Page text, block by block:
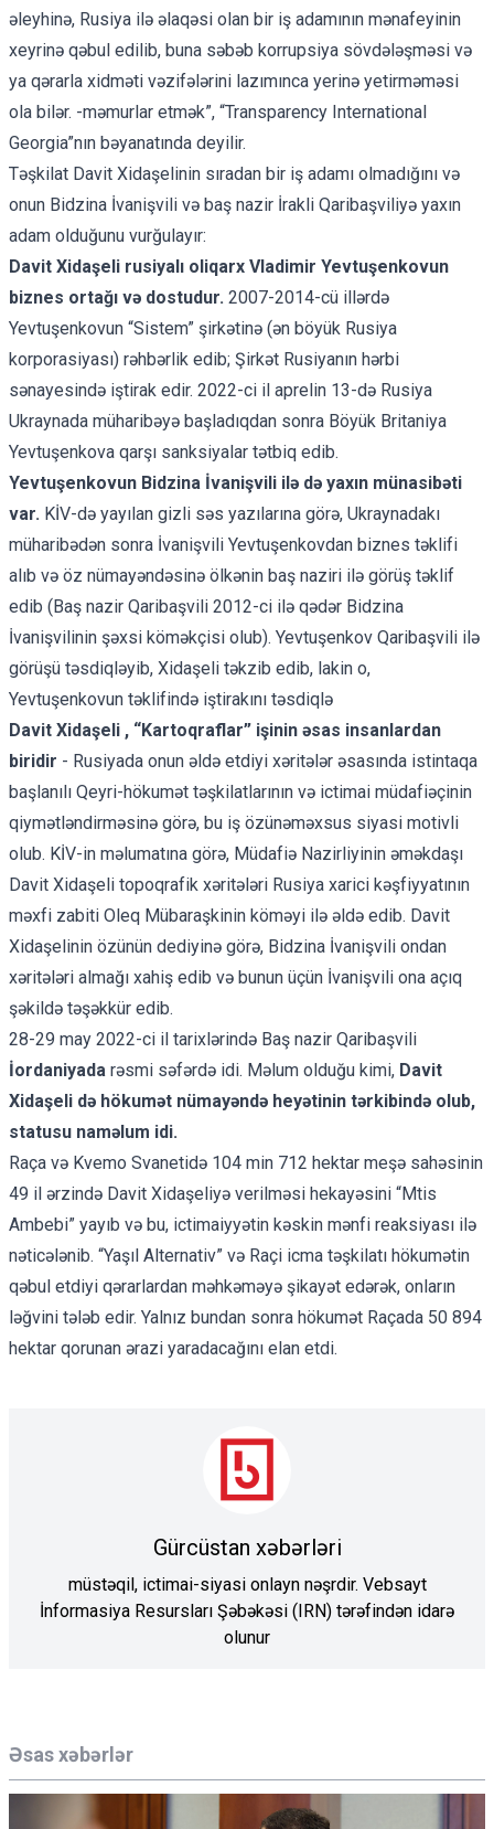
Əsas xəbərlər
əleyhinə, Rusiya ilə əlaqəsi olan bir iş adamının mənafeyinin
xeyrinə qəbul edilib, buna səbəb korrupsiya sövdələşməsi və
ya qərarla xidməti vəzifələrini lazımınca yerinə yetirməməsi
ola bilər. -məmurlar etmək”, “Transparency International
Georgia”nın bəyanatında deyilir.
Təşkilat Davit Xidaşelinin sıradan bir iş adamı olmadığını və
onun Bidzina İvanişvili və baş nazir İrakli Qaribaşviliyə yaxın
adam olduğunu vurğulayır:
Davit Xidaşeli rusiyalı oliqarx Vladimir Yevtuşenkovun
biznes ortağı və dostudur. 2007-2014-cü illərdə
Yevtuşenkovun “Sistem” şirkətinə (ən böyük Rusiya
korporasiyası) rəhbərlik edib; Şirkət Rusiyanın hərbi
sənayesində iştirak edir. 2022-ci il aprelin 13-də Rusiya
Ukraynada müharibəyə başladıqdan sonra Böyük Britaniya
Yevtuşenkova qarşı sanksiyalar tətbiq edib.
Yevtuşenkovun Bidzina İvanişvili ilə də yaxın münasibəti
var. KİV-də yayılan gizli səs yazılarına görə, Ukraynadakı
müharibədən sonra İvanişvili Yevtuşenkovdan biznes təklifi
alıb və öz nümayəndəsinə ölkənin baş naziri ilə görüş təklif
edib (Baş nazir Qaribaşvili 2012-ci ilə qədər Bidzina
İvanişvilinin şəxsi köməkçisi olub). Yevtuşenkov Qaribaşvili ilə
görüşü təsdiqləyib, Xidaşeli təkzib edib, lakin o,
Yevtuşenkovun təklifində iştirakını təsdiqlə
Davit Xidaşeli , “Kartoqraflar” işinin əsas insanlardan
biridir - Rusiyada onun əldə etdiyi xəritələr əsasında istintaqa
başlanılı Qeyri-hökumət təşkilatlarının və ictimai müdafiəçinin
qiymətləndirməsinə görə, bu iş özünəməxsus siyasi motivli
olub. KİV-in məlumatına görə, Müdafiə Nazirliyinin əməkdaşı
Davit Xidaşeli topoqrafik xəritələri Rusiya xarici kəşfiyyatının
məxfi zabiti Oleq Mübaraşkinin köməyi ilə əldə edib. Davit
Xidaşelinin özünün dediyinə görə, Bidzina İvanişvili ondan
xəritələri almağı xahiş edib və bunun üçün İvanişvili ona açıq
şəkildə təşəkkür edib.
28-29 may 2022-ci il tarixlərində Baş nazir Qaribaşvili
İordaniyada rəsmi səfərdə idi. Məlum olduğu kimi, Davit
Xidaşeli də hökumət nümayəndə heyətinin tərkibində olub,
statusu naməlum idi.
Raça və Kvemo Svanetidə 104 min 712 hektar meşə sahəsinin
49 il ərzində Davit Xidaşeliyə verilməsi hekayəsini “Mtis
Ambebi” yayıb və bu, ictimaiyyətin kəskin mənfi reaksiyası ilə
nəticələnib. “Yaşıl Alternativ” və Raçi icma təşkilatı hökumətin
qəbul etdiyi qərarlardan məhkəməyə şikayət edərək, onların
ləğvini tələb edir. Yalnız bundan sonra hökumət Raçada 50 894
hektar qorunan ərazi yaradacağını elan etdi.
Gürcüstan xəbərləri
müstəqil, ictimai-siyasi onlayn nəşrdir. Vebsayt
İnformasiya Resursları Şəbəkəsi (IRN) tərəfindən idarə
olunur